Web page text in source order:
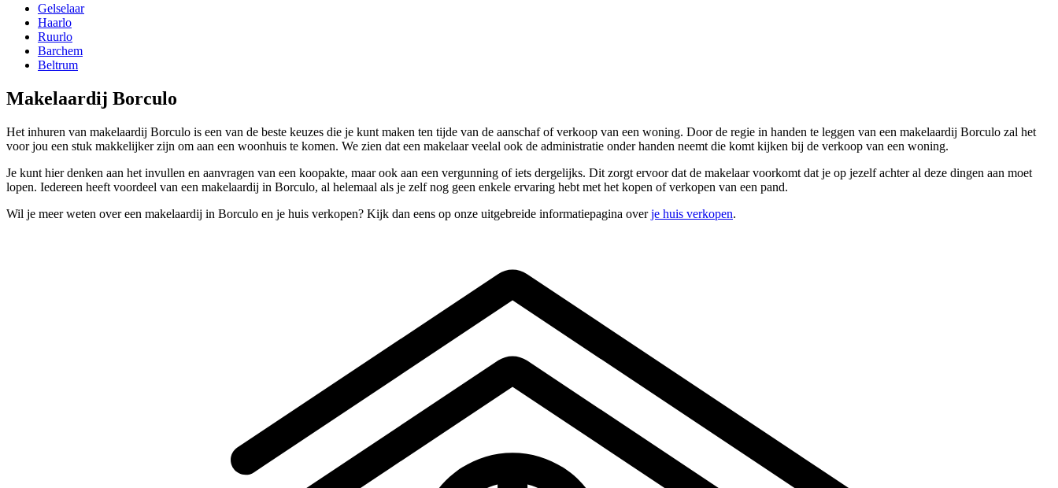
Gelselaar
Haarlo
Ruurlo
Barchem
Beltrum
Makelaardij Borculo
Het inhuren van makelaardij Borculo is een van de beste keuzes die je kunt maken ten tijde van de aanschaf of verkoop van een woning. Door de regie in handen te leggen van een makelaardij Borculo zal het
voor jou een stuk makkelijker zijn om aan een woonhuis te komen. We zien dat een makelaar veelal ook de administratie onder handen neemt die komt kijken bij de verkoop van een woning.
Je kunt hier denken aan het invullen en aanvragen van een koopakte, maar ook aan een vergunning of iets dergelijks. Dit zorgt ervoor dat de makelaar voorkomt dat je op jezelf achter al deze dingen aan moet
lopen. Iedereen heeft voordeel van een makelaardij in Borculo, al helemaal als je zelf nog geen enkele ervaring hebt met het kopen of verkopen van een pand.
Wil je meer weten over een makelaardij in Borculo en je huis verkopen? Kijk dan eens op onze uitgebreide informatiepagina overje huis verkopen.